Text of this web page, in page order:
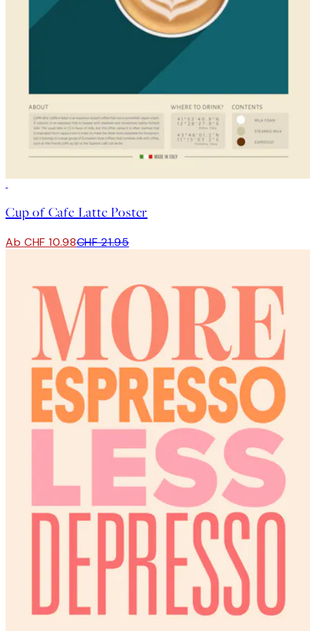
Cup of Cafe Latte Poster
Ab CHF 10.98CHF 21.95